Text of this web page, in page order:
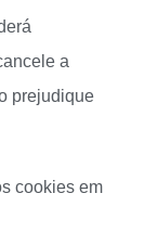
a
prejudique
cookies em